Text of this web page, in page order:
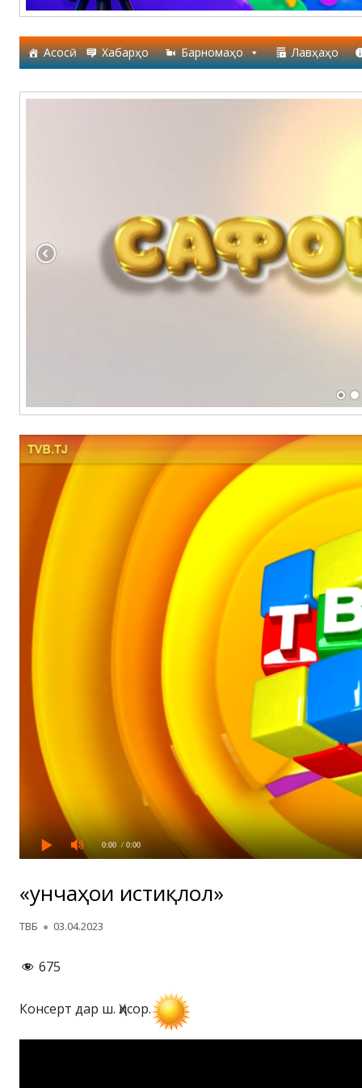
Асосӣ Хабарҳо Барномаҳо Лавҳаҳо
0:00 / 0:00
«Ғунчаҳои истиқлол»
Автор
ТВБ Опубликовано
03.04.2023
675
Консерт дар ш. Ҳисор.